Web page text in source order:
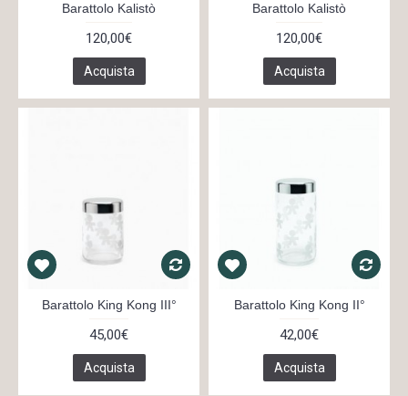
Barattolo Kalistò
120,00€
Acquista
Barattolo Kalistò
120,00€
Acquista
Barattolo King Kong III°
45,00€
Acquista
Barattolo King Kong II°
42,00€
Acquista